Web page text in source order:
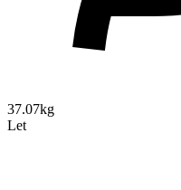
37.07kg
Let